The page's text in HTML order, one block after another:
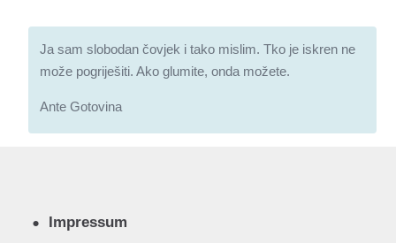
Ja sam slobodan čovjek i tako mislim. Tko je iskren ne
može pogriješiti. Ako glumite, onda možete.
Ante Gotovina
Impressum